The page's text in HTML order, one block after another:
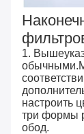
1.
настроить
три формы
обод.